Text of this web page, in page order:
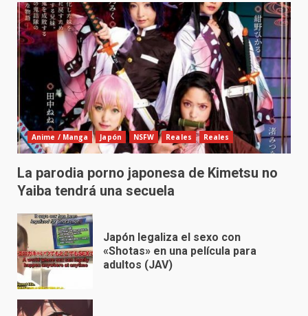
Anime / Manga Japón NSFW Reales Reales
La parodia porno japonesa de Kimetsu no
Yaiba tendrá una secuela
Japón legaliza el sexo con
«Shotas» en una película para
adultos (JAV)